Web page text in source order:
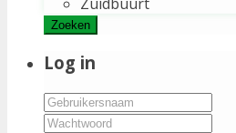
Zoeken
Log in